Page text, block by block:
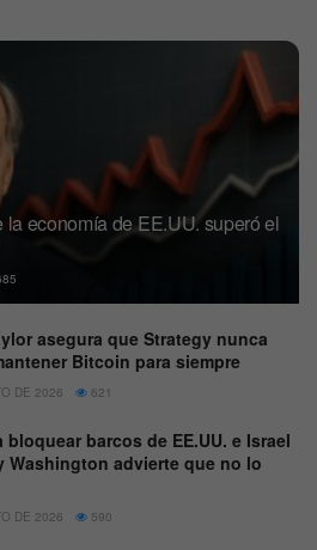
economía de EE.UU. superó el
asegura que Strategy nunca
Bitcoin para siempre
DE 2026 621
bloquear barcos de EE.UU. e Israel
Washington advierte que no lo
DE 2026 590